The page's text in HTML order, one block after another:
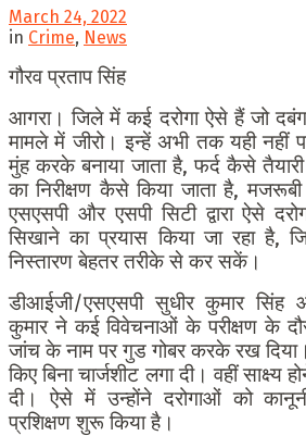
March 24, 2022
in Crime, News
गौरव प्रताप सिंह
आगरा। जिले में कई दरोगा ऐसे हैं जो
मामले में जीरो। इन्हें अभी तक यही नहीं
मुंह करके बनाया जाता है, फर्द कैसे
का निरीक्षण कैसे किया जाता है, मजरूबी
एसएसपी और एसपी सिटी द्वारा ऐसे
सिखाने का प्रयास किया जा रहा है,
निस्तारण बेहतर तरीके से कर सकें।
डीआईजी/एसएसपी सुधीर कुमार सिंह
कुमार ने कई विवेचनाओं के परीक्षण के
जांच के नाम पर गुड गोबर करके रख
किए बिना चार्जशीट लगा दी। वहीं
दी। ऐसे में उन्होंने दरोगाओं को
प्रशिक्षण शुरू किया है।